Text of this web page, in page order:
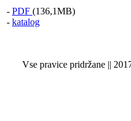
- PDF (136,1MB)
- katalog
Vse pravice pridržane ||